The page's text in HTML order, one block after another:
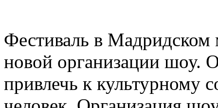
Фестиваль в Мадридском
новой организации шоу.
привлечь к культурному